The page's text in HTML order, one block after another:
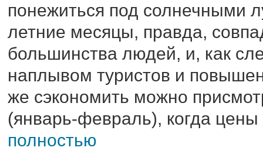
понежиться под солнечными
летние месяцы, правда,
большинства людей, и, как
наплывом туристов и
же сэкономить можно
(январь-февраль), когда
полностью